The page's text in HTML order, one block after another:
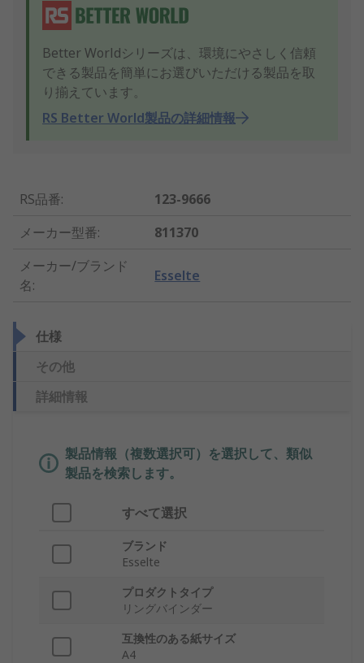
Better Worldシリーズは、環境にやさしく信頼
できる製品を簡単にお選びいただける製品を取
り揃えています。
RS Better World製品の詳細情報
RS品番:
123-9666
メーカー型番:
811370
メーカー/ブランド
名:
Esselte
仕様
その他
詳細情報
製品情報（複数選択可）を選択して、類似
製品を検索します。
すべて選択
ブランド
Esselte
プロダクトタイプ
リングバインダー
互換性のある紙サイズ
A4